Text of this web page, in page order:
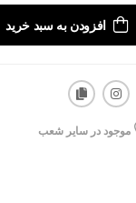
افزودن به سبد خرید
موجود در سایر شعب